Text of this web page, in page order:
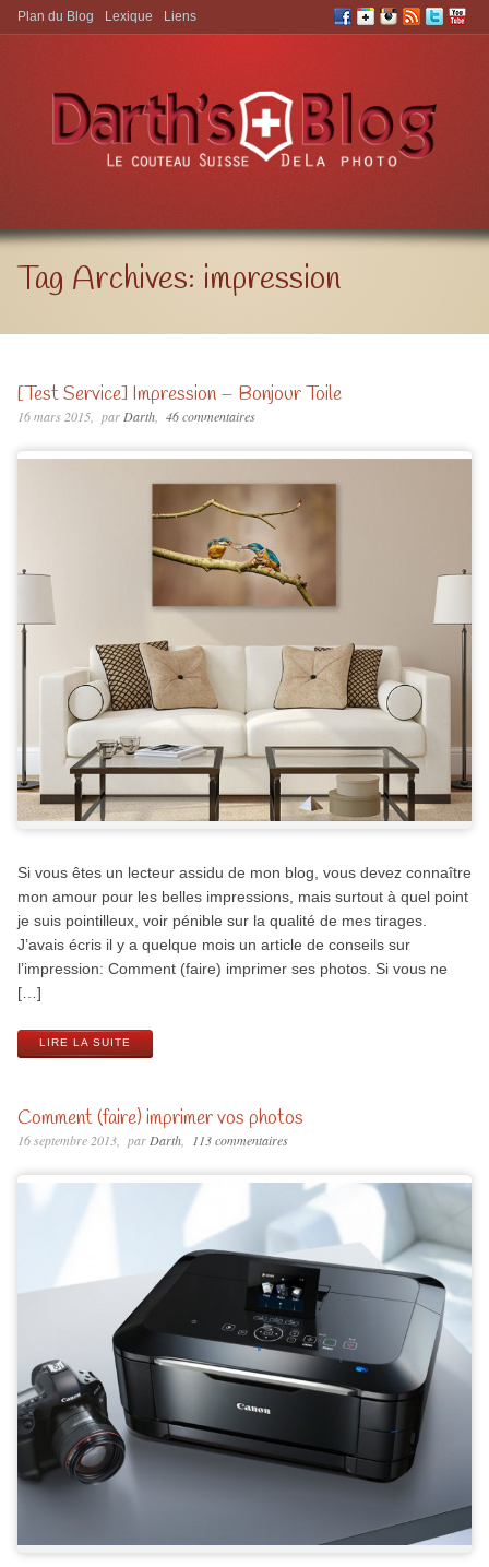
Aller à:
Plan du Blog Lexique Liens
Tag Archives: impression
[Test Service] Impression – Bonjour Toile
16 mars 2015 parDarth 46 commentaires
Si vous êtes un lecteur assidu de mon blog, vous devez connaître
mon amour pour les belles impressions, mais surtout à quel point
je suis pointilleux, voir pénible sur la qualité de mes tirages.
J’avais écris il y a quelque mois un article de conseils sur
l’impression: Comment (faire) imprimer ses photos. Si vous ne
[…]
LIRE LA SUITE
Comment (faire) imprimer vos photos
16 septembre 2013 parDarth 113 commentaires